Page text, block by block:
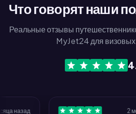
Что говорят наши
Реальные отзывы
MyJet24 для визовых
2